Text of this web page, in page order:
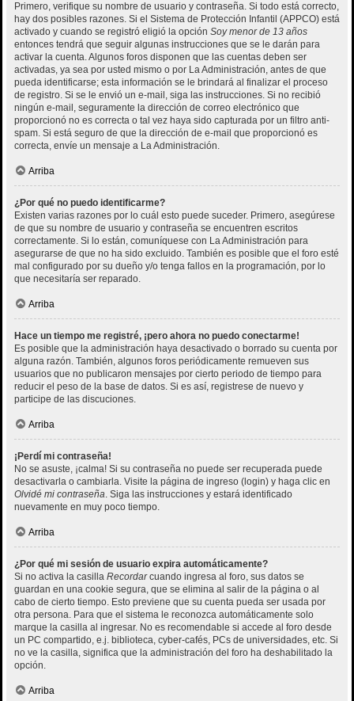
Primero, verifique su nombre de usuario y contraseña. Si todo está correcto,
hay dos posibles razones. Si el Sistema de Protección Infantil (APPCO) está
activado y cuando se registró eligió la opción Soy menor de 13 años
entonces tendrá que seguir algunas instrucciones que se le darán para
activar la cuenta. Algunos foros disponen que las cuentas deben ser
activadas, ya sea por usted mismo o por La Administración, antes de que
pueda identificarse; esta información se le brindará al finalizar el proceso
de registro. Si se le envió un e-mail, siga las instrucciones. Si no recibió
ningún e-mail, seguramente la dirección de correo electrónico que
proporcionó no es correcta o tal vez haya sido capturada por un filtro anti-
spam. Si está seguro de que la dirección de e-mail que proporcionó es
correcta, envíe un mensaje a La Administración.
Arriba
¿Por qué no puedo identificarme?
Existen varias razones por lo cuál esto puede suceder. Primero, asegúrese
de que su nombre de usuario y contraseña se encuentren escritos
correctamente. Si lo están, comuníquese con La Administración para
asegurarse de que no ha sido excluido. También es posible que el foro esté
mal configurado por su dueño y/o tenga fallos en la programación, por lo
que necesitaría ser reparado.
Arriba
Hace un tiempo me registré, ¡pero ahora no puedo conectarme!
Es posible que la administración haya desactivado o borrado su cuenta por
alguna razón. También, algunos foros periódicamente remueven sus
usuarios que no publicaron mensajes por cierto periodo de tiempo para
reducir el peso de la base de datos. Si es así, registrese de nuevo y
participe de las discuciones.
Arriba
¡Perdí mi contraseña!
No se asuste, ¡calma! Si su contraseña no puede ser recuperada puede
desactivarla o cambiarla. Visite la página de ingreso (login) y haga clic en
Olvidé mi contraseña. Siga las instrucciones y estará identificado
nuevamente en muy poco tiempo.
Arriba
¿Por qué mi sesión de usuario expira automáticamente?
Si no activa la casilla Recordarcuando ingresa al foro, sus datos se
guardan en una cookie segura, que se elimina al salir de la página o al
cabo de cierto tiempo. Esto previene que su cuenta pueda ser usada por
otra persona. Para que el sistema le reconozca automáticamente solo
marque la casilla al ingresar. No es recomendable si accede al foro desde
un PC compartido, e.j. biblioteca, cyber-cafés, PCs de universidades, etc. Si
no ve la casilla, significa que la administración del foro ha deshabilitado la
opción.
Arriba